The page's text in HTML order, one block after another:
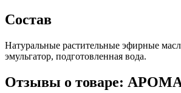
Состав
Натуральные растительные эфирные
эмульгатор, подготовленная вода.
Отзывы о товаре: